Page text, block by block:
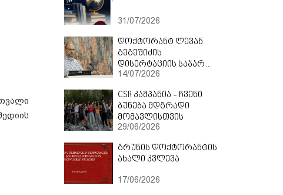
31/07/2026
დოქტორანტ ლევან
გეგეშიძის
დისერტაციის საჯარო დაცვა
14/07/2026
CSR კამპანია - ჩვენი
ბუნება მდგრადი
მომავლისთვის
29/06/2026
გრუნის დოქტორანტის
ახალი კვლევა
17/06/2026